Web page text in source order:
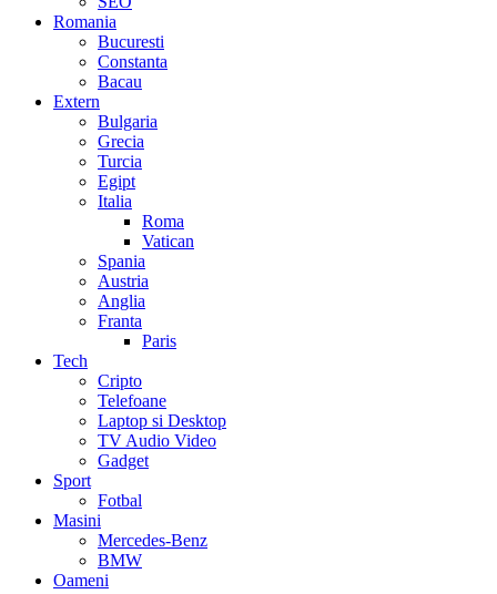
Romania
Bucuresti
Constanta
Bacau
Extern
Bulgaria
Grecia
Turcia
Egipt
Italia
Roma
Vatican
Spania
Austria
Anglia
Franta
Paris
Tech
Cripto
Telefoane
Laptop si Desktop
TV Audio Video
Gadget
Sport
Fotbal
Masini
Mercedes-Benz
BMW
Oameni